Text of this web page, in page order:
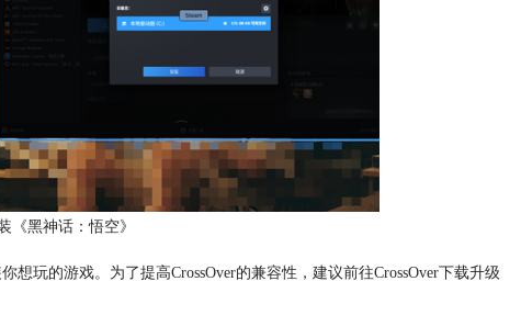
《黑神话：悟空》
想玩的游戏。为了提高CrossOver的兼容性，建议前往CrossOver下载升级